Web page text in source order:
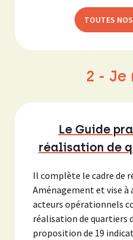
TOUTES
2 - Je
Le Guide
réalisation de
Il complète le cadre de
Aménagement et vise à
acteurs opérationnels
réalisation de quartiers
proposition de 19